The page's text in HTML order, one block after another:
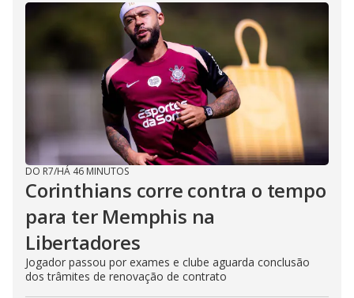
DO R7/HÁ 46 MINUTOS
Corinthians corre contra o tempo
para ter Memphis na
Libertadores
Jogador passou por exames e clube aguarda conclusão
dos trâmites de renovação de contrato